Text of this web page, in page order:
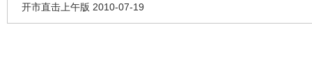
开市直击上午版 2010-07-19